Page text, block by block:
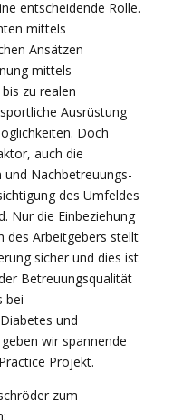
entscheidende Rolle.
mittels
Ansätzen
mittels
zu realen
Ausrüstung
Doch
auch die
und Nachbetreuungs-
des Umfeldes
Nur die Einbeziehung
des Arbeitgebers stellt
sicher und dies ist
Betreuungsqualität
bei
und
wir spannende
Projekt.
zum